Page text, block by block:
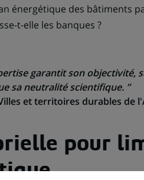
énergétique des bâtiments
t-elle les banques ?
garantit son objectivité,
sa neutralité scientifique. ”
et territoires durables de
pour